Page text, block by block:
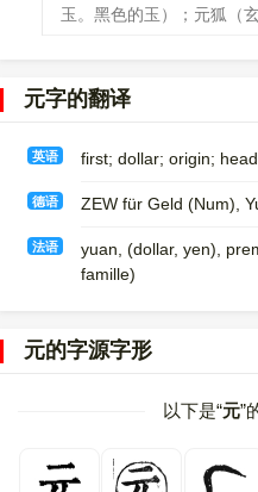
玉。黑色的玉）；元狐（玄
元字的翻译
英语 first; dollar; origin; head
德语 ZEW für Geld (Num)​,
法语
yuan, (dollar, yen)​,
famille)​
元的字源字形
以下是“元”